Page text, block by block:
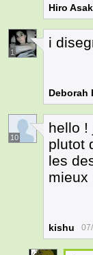
Hiro
1
i
Deborah
10
hello !
plutot
les
mieux
kishu